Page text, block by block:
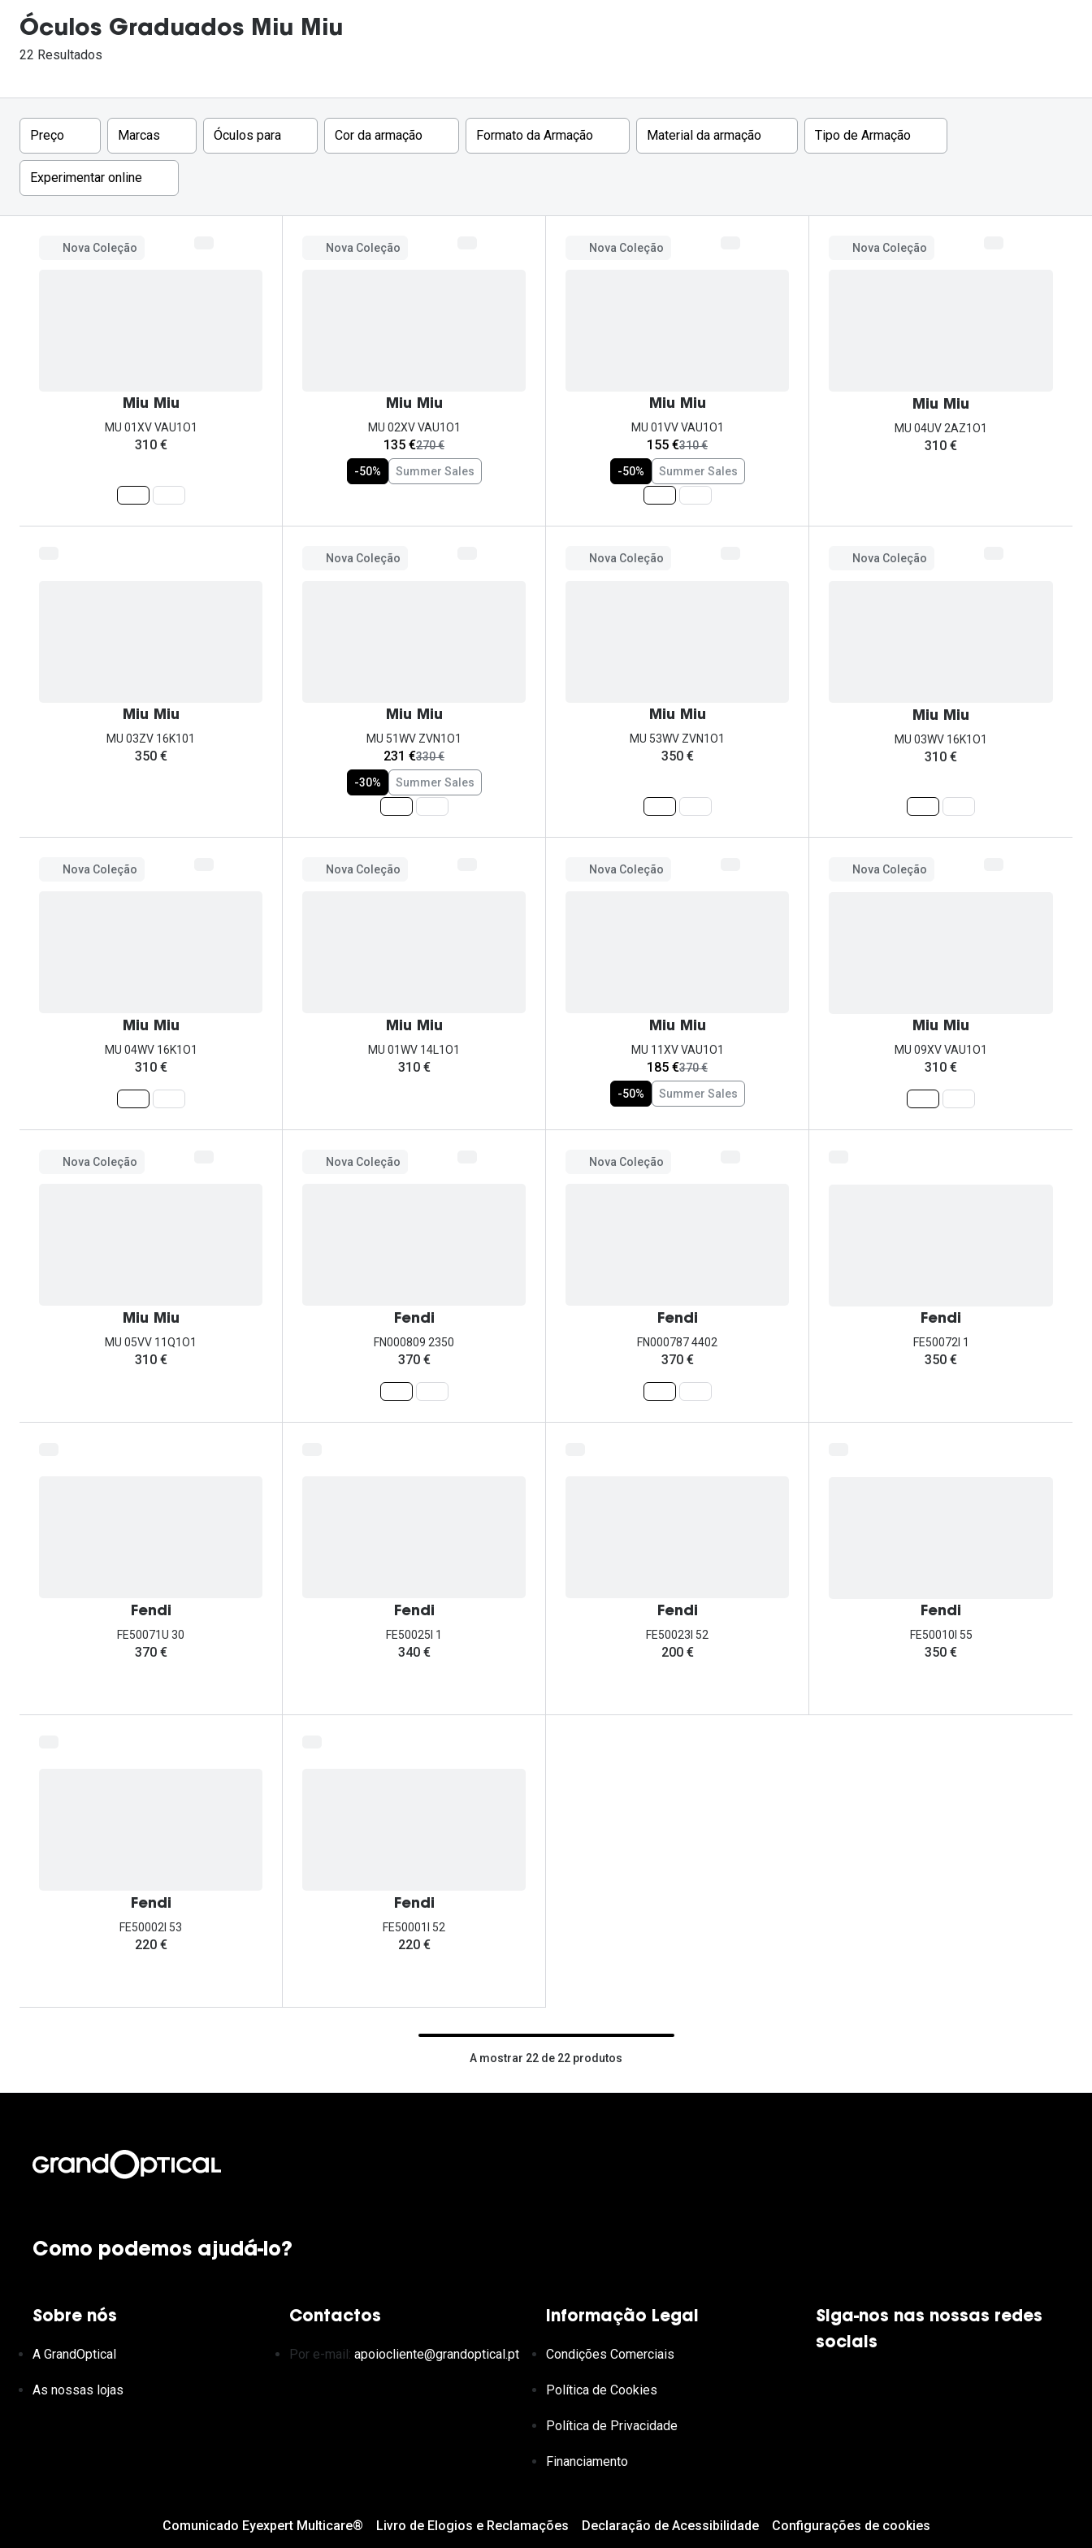
Inês Correia
Ver todas
Lentes de contacto que previnem e aliviam a
Fadiga Digital
contacto
Aviador
Rectangular / Quadrado
Óculos Graduados Miu Miu
22 Resultados
Filtros
Preço Marcas Óculos para Cor da armação Formato da Armação Material da armação Tipo de Armação
Experimentar online
Nova Coleção
Miu Miu
MU 01XV VAU1O1
310 €
Nova Coleção
Miu Miu
MU 02XV VAU1O1
agora:
135 €era:
270 €
-50%
Summer Sales
Nova Coleção
Miu Miu
MU 01VV VAU1O1
agora:
155 €era:
310 €
-50%
Summer Sales
Nova Coleção
Miu Miu
MU 04UV 2AZ1O1
310 €
Miu Miu
MU 03ZV 16K101
350 €
Nova Coleção
Miu Miu
MU 51WV ZVN1O1
agora:
231 €era:
330 €
-30%
Summer Sales
Nova Coleção
Miu Miu
MU 53WV ZVN1O1
350 €
Nova Coleção
Miu Miu
MU 03WV 16K1O1
310 €
Nova Coleção
Miu Miu
MU 04WV 16K1O1
310 €
Nova Coleção
Miu Miu
MU 01WV 14L1O1
310 €
Nova Coleção
Miu Miu
MU 11XV VAU1O1
agora:
185 €era:
370 €
-50%
Summer Sales
Nova Coleção
Miu Miu
MU 09XV VAU1O1
310 €
Nova Coleção
Miu Miu
MU 05VV 11Q1O1
310 €
Nova Coleção
Fendi
FN000809 2350
370 €
Nova Coleção
Fendi
FN000787 4402
370 €
Fendi
FE50072I 1
350 €
Fendi
FE50071U 30
370 €
Fendi
FE50025I 1
340 €
Fendi
FE50023I 52
200 €
Fendi
FE50010I 55
350 €
Fendi
FE50002I 53
220 €
Fendi
FE50001I 52
220 €
A mostrar 22 de 22 produtos
Como podemos ajudá-lo?
Sobre nós
A GrandOptical
As nossas lojas
Contactos
Por e-mail: apoiocliente@grandoptical.pt
Informação Legal
Condições Comerciais
Política de Cookies
Política de Privacidade
Financiamento
Siga-nos nas nossas redes
sociais
Comunicado Eyexpert Multicare® Livro de Elogios e Reclamações Declaração de Acessibilidade Configurações de cookies